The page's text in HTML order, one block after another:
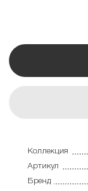
Коллекция
Артикул
Бренд